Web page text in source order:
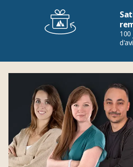
100